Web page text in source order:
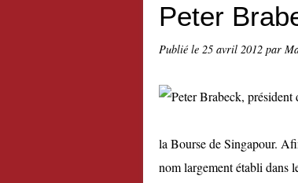
Peter
Publié le 25 avril 2012 par
la Bourse de Singapour.
nom largement établi dans